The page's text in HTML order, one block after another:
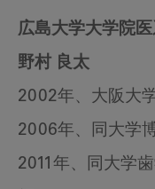
広島大学大学院
野村 良太
2002年、大阪大
2006年、同大学
2011年、同大学